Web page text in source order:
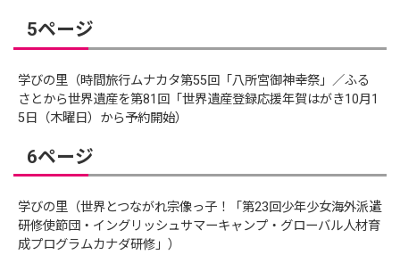
5ページ
学びの里（時間旅行ムナカタ第55回「八所宮御神幸祭」／ふる
さとから世界遺産を第81回「世界遺産登録応援年賀はがき10月1
5日（木曜日）から予約開始）
6ページ
学びの里（世界とつながれ宗像っ子！「第23回少年少女海外派遣
研修使節団・イングリッシュサマーキャンプ・グローバル人材育
成プログラムカナダ研修」）